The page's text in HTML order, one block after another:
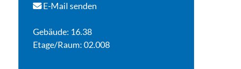
E-Mail senden
Gebäude: 16.38
Etage/Raum: 02.008